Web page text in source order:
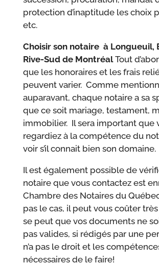
protection d’inaptitude les choix
etc.
Choisir son notaire à Longueuil,
Rive-Sud de MontréalTout
que les honoraires et les frais
peuvent varier. Comme
auparavant, chaque notaire a sa
que ce soit mariage, testament,
immobilier. Il sera important que
regardiez à la compétence du
voir s’il connait bien son domaine.
Il est également possible de
notaire que vous contactez est
Chambre des Notaires du
pas le cas, il peut vous coûter très
se peut que vos documents ne
pas valides, si rédigés par une
n’a pas le droit et les
nécessaires de le faire!